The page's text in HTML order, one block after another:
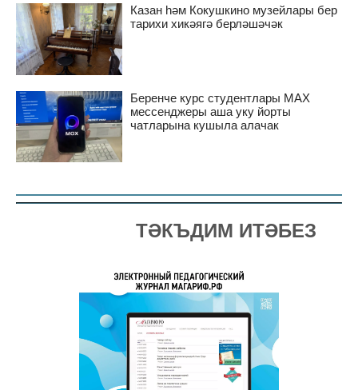
Казан һәм Кокушкино музейлары бер
тарихи хикәягә берләшәчәк
Беренче курс студентлары MAX
мессенджеры аша уку йорты
чатларына кушыла алачак
ТӘКЪДИМ ИТӘБЕЗ